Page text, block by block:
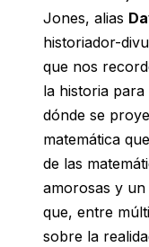
Jones, alias
historiador-
que nos
la historia
dónde se
matemática
de las
amorosas y
que, entre
sobre la